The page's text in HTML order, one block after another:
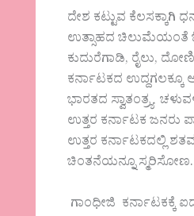
ದೇಶ ಕಟ್ಟುವ ಕೆಲಸಕ್ಕಾಗಿ
ಉತ್ಸಾಹದ ಚಿಲುಮೆಯಂತೆ
ಕುದುರೆಗಾಡಿ, ರೈಲು,
ಕರ್ನಾಟಕದ ಉದ್ದಗಲಕ್ಕೂ
ಭಾರತದ ಸ್ವಾತಂತ್ರ್ಯ
ಉತ್ತರ ಕರ್ನಾಟಕ
ಉತ್ತರ ಕರ್ನಾಟಕದಲ್ಲಿ
ಚಿಂತನೆಯನ್ನೂ ಸ್ಮರಿಸೋಣ.
ಗಾಂಧೀಜಿ ಕರ್ನಾಟಕಕ್ಕೆ